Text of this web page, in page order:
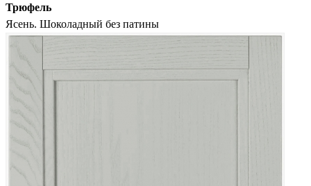
Трюфель
Ясень. Шоколадный без патины